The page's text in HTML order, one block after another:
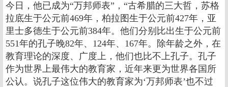
今日，他已成为“万邦师表”，“古希腊的三大哲，苏格
拉底生于公元前469年，柏拉图生于公元前427年，亚
里士多德生于公元前384年。他们分别比出生于公元前
551年的孔子晚82年、124年、167年。除年龄之外，在
教育理论的深度、广度上，他们也比不上孔子。孔子
作为世界上最伟大的教育家，近年来更为世界各国所
公认。说孔子这位伟大的教育家为‘万邦师表’也不过